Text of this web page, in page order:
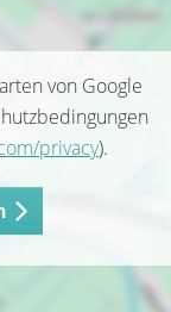
von Google
privacy).